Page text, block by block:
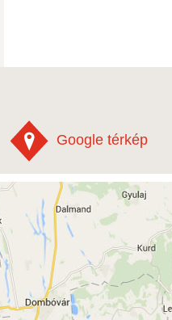
Google térkép